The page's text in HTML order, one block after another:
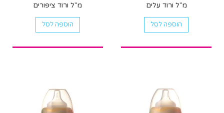
מ"ל ורוד עלים
הוספה לסל
מ"ל ורוד ציפורים
הוספה לסל